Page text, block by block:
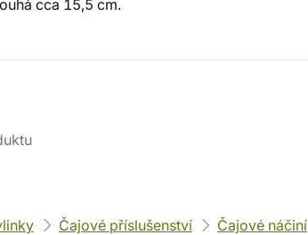
cca 15,5 cm.
Čajové příslušenství
Čajové náčiní